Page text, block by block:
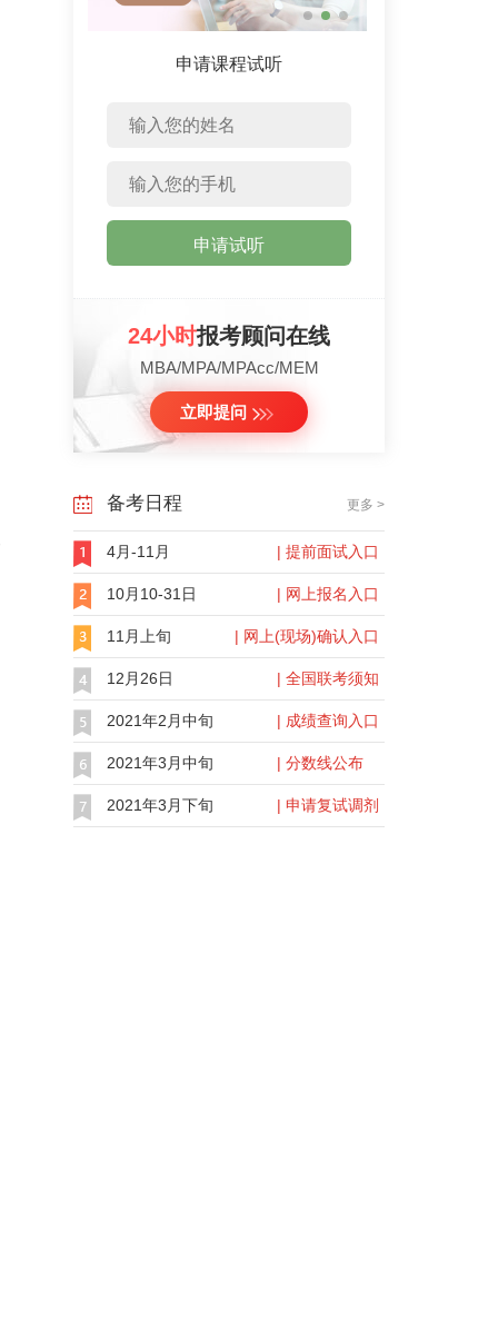
申请课程试听
申请试听
24小时报考顾问在线
MBA/MPA/MPAcc/MEM
立即提问
备考日程 更多 >
4月-11月 | 提前面试入口
10月10-31日 | 网上报名入口
11月上旬 | 网上(现场)确认入口
12月26日 | 全国联考须知
2021年2月中旬 | 成绩查询入口
2021年3月中旬 | 分数线公布
2021年3月下旬 | 申请复试调剂